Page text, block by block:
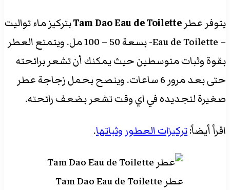
يتوفر عطر Tam Dao Eau de Toiletteبتركيز ماء تواليت
– Eau de Toilette- بسعة 50 – 100 مل. ويتمتع العطر
بقوة وثبات متوسطين حيث يمكنك أن تشعر برائحته
حتى بعد مرور 6 ساعات. وينصح بحمل زجاجة عطر
صغيرة لتجديده في اي وقت تشعر بضعف رائحته.
اقرأ أيضاً:تركيزات العطور وثباتها.
عطر Tam Dao Eau de Toilette